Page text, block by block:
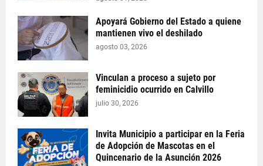
Apoyará Gobierno del Estado a quiene
mantienen vivo el deshilado
agosto 03, 2026
Vinculan a proceso a sujeto por
feminicidio ocurrido en Calvillo
julio 30, 2026
Invita Municipio a participar en la Feria
de Adopción de Mascotas en el
Quincenario de la Asunción 2026